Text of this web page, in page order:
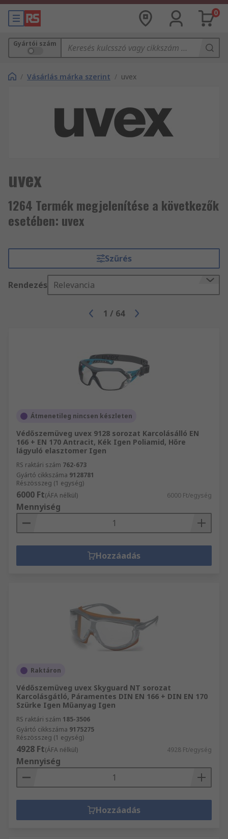
0
Gyártói szám
/ Vásárlás márka szerint / uvex
uvex
1264 Termék megjelenítése a következők
esetében: uvex
Szűrés
Rendezés Relevancia
1 / 64
Átmenetileg nincsen készleten
Védőszemüveg uvex 9128 sorozat Karcolásálló EN
166 + EN 170 Antracit, Kék Igen Poliamid, Hőre
lágyuló elasztomer Igen
RS raktári szám 762-673
Gyártó cikkszáma 9128781
Részösszeg (1 egység)
6000 Ft(ÁFA nélkül) 6000 Ft/egység
Mennyiség
Hozzáadás
Raktáron
Védőszemüveg uvex Skyguard NT sorozat
Karcolásgátló, Páramentes DIN EN 166 + DIN EN 170
Szürke Igen Műanyag Igen
RS raktári szám 185-3506
Gyártó cikkszáma 9175275
Részösszeg (1 egység)
4928 Ft(ÁFA nélkül) 4928 Ft/egység
Mennyiség
Hozzáadás